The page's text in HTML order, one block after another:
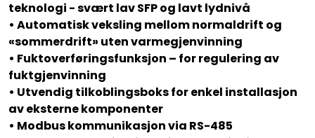
teknologi - svært lav SFP og lavt lydnivå
• Automatisk veksling mellom normaldrift og
«sommerdrift» uten varmegjenvinning
• Fuktoverføringsfunksjon – for regulering av
fuktgjenvinning
• Utvendig tilkoblingsboks for enkel installasjon
av eksterne komponenter
• Modbus kommunikasjon via RS-485